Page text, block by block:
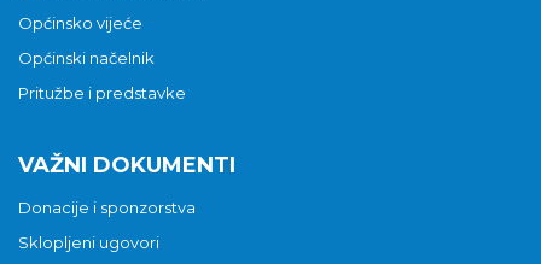
Općinsko vijeće
Općinski načelnik
Pritužbe i predstavke
VAŽNI DOKUMENTI
Donacije i sponzorstva
Sklopljeni ugovori